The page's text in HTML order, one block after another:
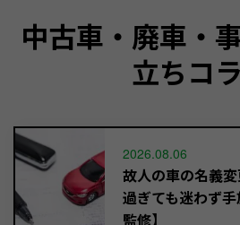
中古車・廃車・
立ちコ
2026.08.06
故人の車の名義
過ぎても迷わず
監修】